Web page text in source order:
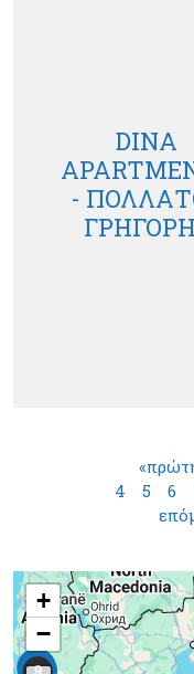
DINA
-
4
5 6
4
+
−